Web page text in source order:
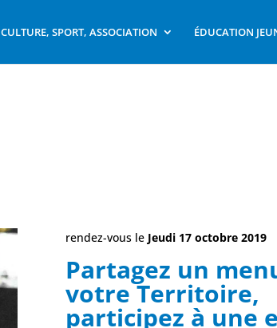
CULTURE, SPORT, ASSOCIATION ÉDUCATION
rendez-vous le Jeudi 17 octobre 2019
Partagez un
votre Territoire,
participez à une